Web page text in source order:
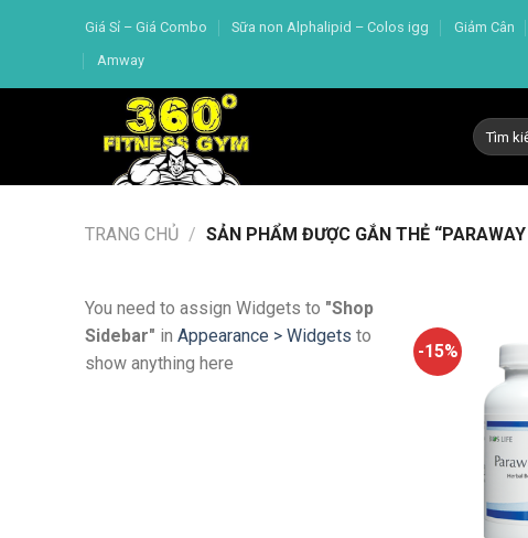
Giá Sỉ – Giá Combo Sữa non Alphalipid – Colos igg Giảm Cân
Amway
Tìm
kiếm:
TRANG CHỦ / SẢN PHẨM ĐƯỢC GẮN THẺ
You need to assign Widgets to "Shop
Sidebar" in Appearance > Widgets to
show anything here
-15%